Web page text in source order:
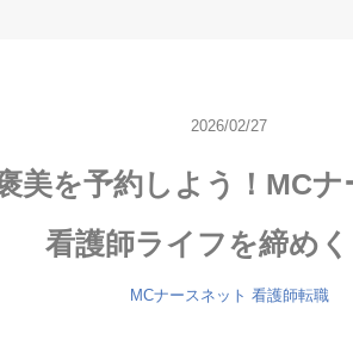
2026/02/27
美を予約しよう！MC
看護師ライフを締め
MCナースネット 看護師転職